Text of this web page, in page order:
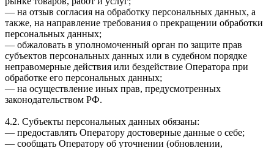
— на отзыв согласия на обработку персональных данных, а
также, на направление требования о прекращении обработки
персональных данных;
— обжаловать в уполномоченный орган по защите прав
субъектов персональных данных или в судебном порядке
неправомерные действия или бездействие Оператора при
обработке его персональных данных;
— на осуществление иных прав, предусмотренных
законодательством РФ.
4.2. Субъекты персональных данных обязаны:
— предоставлять Оператору достоверные данные о себе;
— сообщать Оператору об уточнении (обновлении,